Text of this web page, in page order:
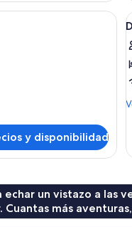
con papel tapiz
y disponibilidad
echar un vistazo a las
más